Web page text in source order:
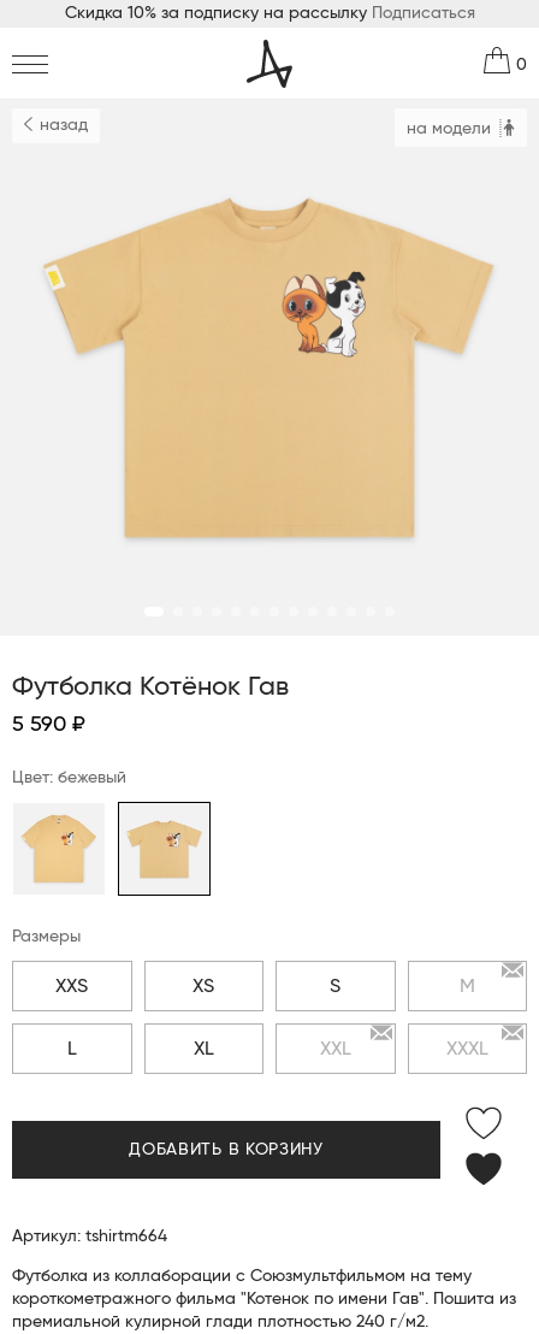
Скидка 10% за подписку на рассылку Подписаться
0
назад на модели
Футболка Котёнок Гав
5 590 ₽
Цвет: бежевый
Размеры
XXS XS S M
L XL XXL XXXL
ДОБАВИТЬ В КОРЗИНУ
Артикул: tshirtm664
Футболка из коллаборации с Союзмультфильмом на тему
короткометражного фильма "Котенок по имени Гав". Пошита из
премиальной кулирной глади плотностью 240 г/м2.